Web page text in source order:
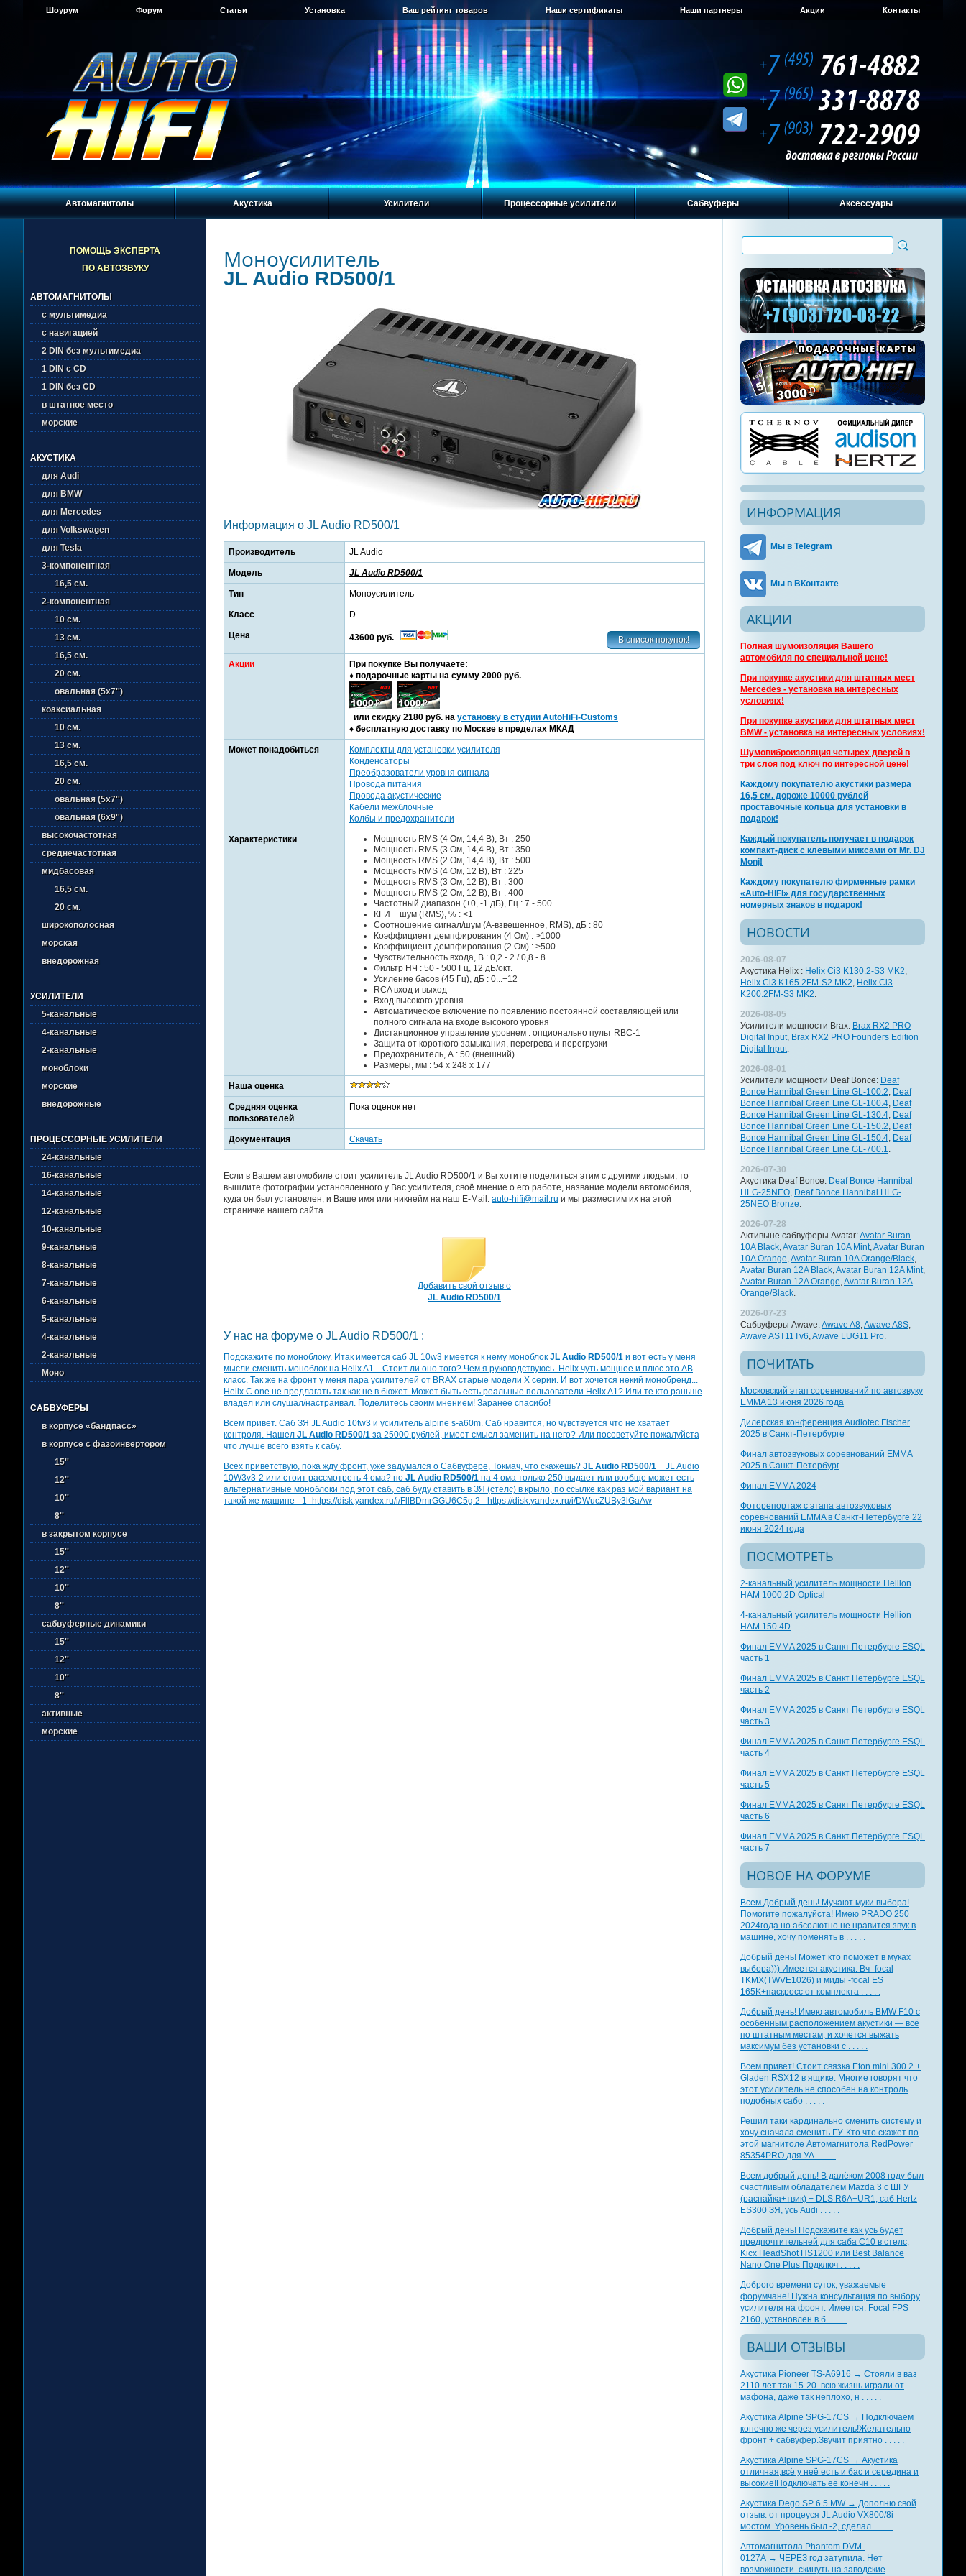
Шоурум Форум Статьи Установка Ваш рейтинг товаров Наши сертификаты Наши партнеры Акции Контакты
Автомагнитолы Акустика Усилители Процессорные усилители Сабвуферы Аксессуары
ПОМОЩЬ ЭКСПЕРТА
ПО АВТОЗВУКУ
АВТОМАГНИТОЛЫ
с мультимедиа
с навигацией
2 DIN без мультимедиа
1 DIN с CD
1 DIN без CD
в штатное место
морские
АКУСТИКА
для Audi
для BMW
для Mercedes
для Volkswagen
для Tesla
3-компонентная
16,5 см.
2-компонентная
10 см.
13 см.
16,5 см.
20 см.
овальная (5х7'')
коаксиальная
10 см.
13 см.
16,5 см.
20 см.
овальная (5х7'')
овальная (6х9'')
высокочастотная
среднечастотная
мидбасовая
16,5 см.
20 см.
широкополосная
морская
внедорожная
УСИЛИТЕЛИ
5-канальные
4-канальные
2-канальные
моноблоки
морские
внедорожные
ПРОЦЕССОРНЫЕ УСИЛИТЕЛИ
24-канальные
16-канальные
14-канальные
12-канальные
10-канальные
9-канальные
8-канальные
7-канальные
6-канальные
5-канальные
4-канальные
2-канальные
Моно
САБВУФЕРЫ
в корпусе «бандпасс»
в корпусе с фазоинвертором
15''
12''
10''
8''
в закрытом корпусе
15''
12''
10''
8''
сабвуферные динамики
15''
12''
10''
8''
активные
морские
Моноусилитель
JL Audio RD500/1
Информация о JL Audio RD500/1
Производитель JL Audio
Модель JL Audio RD500/1
Тип Моноусилитель
Класс D
Цена 43600 руб.
Акции
При покупке Вы получаете:
♦ подарочные карты на сумму 2000 руб.
или cкидку 2180 руб. на установку в студии AutoHiFi-Customs
♦ бесплатную доставку по Москве в пределах МКАД
Может понадобиться
Комплекты для установки усилителя
Конденсаторы
Преобразователи уровня сигнала
Провода питания
Провода акустические
Кабели межблочные
Колбы и предохранители
Характеристики
Мощность RMS (4 Ом, 14,4 В), Вт : 250
Мощность RMS (3 Ом, 14,4 В), Вт : 350
Мощность RMS (2 Ом, 14,4 В), Вт : 500
Мощность RMS (4 Ом, 12 В), Вт : 225
Мощность RMS (3 Ом, 12 В), Вт : 300
Мощность RMS (2 Ом, 12 В), Вт : 400
Частотный диапазон (+0, -1 дБ), Гц : 7 - 500
КГИ + шум (RMS), % : <1
Соотношение сигнал/шум (А-взвешенное, RMS), дБ : 80
Коэффициент демпфирования (4 Ом) : >1000
Коэффициент демпфирования (2 Ом) : >500
Чувствительность входа, В : 0,2 - 2 / 0,8 - 8
Фильтр НЧ : 50 - 500 Гц, 12 дБ/окт.
Усиление басов (45 Гц), дБ : 0...+12
RCA вход и выход
Вход высокого уровня
Автоматическое включение по появлению постоянной составляющей или
полного сигнала на входе высокого уровня
Дистанционное управление уровнем : опционально пульт RBC-1
Защита от короткого замыкания, перегрева и перегрузки
Предохранитель, А : 50 (внешний)
Размеры, мм : 54 x 248 x 177
Наша оценка
Средняя оценка
пользователей
Пока оценок нет
Документация Скачать
Если в Вашем автомобиле стоит усилитель JL Audio RD500/1 и Вы хотите поделиться этим с другими людьми, то
вышлите фотографии установленного у Вас усилителя, своё мнение о его работе, название модели автомобиля,
куда он был установлен, и Ваше имя или никнейм на наш E-Mail: auto-hifi@mail.ru и мы разместим их на этой
страничке нашего сайта.
Добавить свой отзыв о
JL Audio RD500/1
У нас на форуме о JL Audio RD500/1 :
Подскажите по моноблоку. Итак имеется саб JL 10w3 имеется к нему моноблок JL Audio RD500/1 и вот есть у меня
мысли сменить моноблок на Helix A1... Стоит ли оно того? Чем я руководствуюсь. Helix чуть мощнее и плюс это АВ
класс. Так же на фронт у меня пара усилителей от BRAX старые модели X серии. И вот хочется некий монобренд...
Helix C one не предлагать так как не в бюжет. Может быть есть реальные пользователи Helix A1? Или те кто раньше
владел или слушал/настраивал. Поделитесь своим мнением! Заранее спасибо!
Всем привет. Саб ЗЯ JL Audio 10tw3 и усилитель alpine s-a60m. Саб нравится, но чувствуется что не хватает
контроля. Нашел JL Audio RD500/1 за 25000 рублей, имеет смысл заменить на него? Или посоветуйте пожалуйста
что лучше всего взять к сабу.
Всех приветствую, пока жду фронт, уже задумался о Сабвуфере, Токмач, что скажешь? JL Audio RD500/1 + JL Audio
10W3v3-2 или стоит рассмотреть 4 ома? но JL Audio RD500/1 на 4 ома только 250 выдает или вообще может есть
альтернативные моноблоки под этот саб, саб буду ставить в ЗЯ (стелс) в крыло, по ссылке как раз мой вариант на
такой же машине - 1 -https://disk.yandex.ru/i/FllBDmrGGU6C5g 2 - https://disk.yandex.ru/i/DWucZUBy3lGaAw
ИНФОРМАЦИЯ
Мы в Telegram
Мы в ВКонтакте
АКЦИИ
Полная шумоизоляция Вашего
автомобиля по специальной цене!
При покупке акустики для штатных мест
Mercedes - установка на интересных
условиях!
При покупке акустики для штатных мест
BMW - установка на интересных условиях!
Шумовиброизоляция четырех дверей в
три слоя под ключ по интересной цене!
Каждому покупателю акустики размера
16,5 см. дороже 10000 рублей
проставочные кольца для установки в
подарок!
Каждый покупатель получает в подарок
компакт-диск с клёвыми миксами от Mr. DJ
Monj!
Каждому покупателю фирменные рамки
«Auto-HiFi» для государственных
номерных знаков в подарок!
НОВОСТИ
2026-08-07
Акустика Helix : Helix Ci3 K130.2-S3 MK2,
Helix Ci3 K165.2FM-S2 MK2, Helix Ci3
K200.2FM-S3 MK2.
2026-08-05
Усилители мощности Brax: Brax RX2 PRO
Digital Input, Brax RX2 PRO Founders Edition
Digital Input.
2026-08-01
Усилители мощности Deaf Bonce: Deaf
Bonce Hannibal Green Line GL-100.2, Deaf
Bonce Hannibal Green Line GL-100.4, Deaf
Bonce Hannibal Green Line GL-130.4, Deaf
Bonce Hannibal Green Line GL-150.2, Deaf
Bonce Hannibal Green Line GL-150.4, Deaf
Bonce Hannibal Green Line GL-700.1.
2026-07-30
Акустика Deaf Bonce: Deaf Bonce Hannibal
HLG-25NEO, Deaf Bonce Hannibal HLG-
25NEO Bronze.
2026-07-28
Активыне сабвуферы Avatar:Avatar Buran
10A Black,Avatar Buran 10A Mint,Avatar Buran
10A Orange,Avatar Buran 10A Orange/Black,
Avatar Buran 12A Black,Avatar Buran 12A Mint,
Avatar Buran 12A Orange,Avatar Buran 12A
Orange/Black.
2026-07-23
Сабвуферы Awave:Awave A8,Awave A8S,
Awave AST11Tv6,Awave LUG11 Pro.
ПОЧИТАТЬ
Московский этап соревнований по автозвуку
EMMA 13 июня 2026 года
Дилерская конференция Audiotec Fischer
2025 в Санкт-Петербурге
Финал автозвуковых соревнований EMMA
2025 в Санкт-Петербург
Финал EMMA 2024
Фоторепортаж с этапа автозвуковых
соревнований EMMA в Санкт-Петербурге 22
июня 2024 года
ПОСМОТРЕТЬ
2-канальный усилитель мощности Hellion
HAM 1000.2D Optical
4-канальный усилитель мощности Hellion
HAM 150.4D
Финал EMMA 2025 в Санкт Петербурге ESQL
часть 1
Финал EMMA 2025 в Санкт Петербурге ESQL
часть 2
Финал EMMA 2025 в Санкт Петербурге ESQL
часть 3
Финал EMMA 2025 в Санкт Петербурге ESQL
часть 4
Финал EMMA 2025 в Санкт Петербурге ESQL
часть 5
Финал EMMA 2025 в Санкт Петербурге ESQL
часть 6
Финал EMMA 2025 в Санкт Петербурге ESQL
часть 7
НОВОЕ НА ФОРУМЕ
Всем Добрый день! Мучают муки выбора!
Помогите пожалуйста! Имею PRADO 250
2024года но абсолютно не нравится звук в
машине, хочу поменять в . . . . .
Добрый день! Может кто поможет в муках
выбора))) Имеется акустика: Вч -focal
TKMX(TWVE1026) и миды -focal ES
165K+паскросс от комплекта . . . . .
Добрый день! Имею автомобиль BMW F10 с
особенным расположением акустики — всё
по штатным местам, и хочется выжать
максимум без установки с . . . . .
Всем привет! Стоит связка Eton mini 300.2 +
Gladen RSX12 в ящике. Многие говорят что
этот усилитель не способен на контроль
подобных сабо . . . . .
Решил таки кардинально сменить систему и
хочу сначала сменить ГУ. Кто что скажет по
этой магнитоле Автомагнитола RedPower
85354PRO для УА . . . . .
Всем добрый день! В далёком 2008 году был
счастливым обладателем Mazda 3 с ШГУ
(распайка+твик) + DLS R6A+UR1, саб Hertz
ES300 ЗЯ, усь Audi . . . . .
Добрый день! Подскажите как усь будет
предпочтительней для саба С10 в стелс,
Kicx HeadShot HS1200 или Best Balance
Nano One Plus Подключ . . . . .
Доброго времени суток, уважаемые
форумчане! Нужна консультация по выбору
усилителя на фронт. Имеется: Focal FPS
2160, установлен в б . . . . .
ВАШИ ОТЗЫВЫ
Акустика Pioneer TS-A6916 → Стояли в ваз
2110 лет так 15-20. всю жизнь играли от
мафона, даже так неплохо, н . . . . .
Акустика Alpine SPG-17CS → Подключаем
конечно же через усилитель!Желательно
фронт + сабвуфер.Звучит приятно . . . . .
Акустика Alpine SPG-17CS → Акустика
отличная,всё у неё есть и бас и середина и
высокие!Подключать её конечн . . . . .
Акустика Dego SP 6.5 MW → Дополню свой
отзыв: от процеуся JL Audio VX800/8i
мостом. Уровень был -2, сделал . . . . .
Автомагнитола Phantom DVM-
0127A → ЧЕРЕЗ год затупила. Нет
возможности. скинуть на заводские